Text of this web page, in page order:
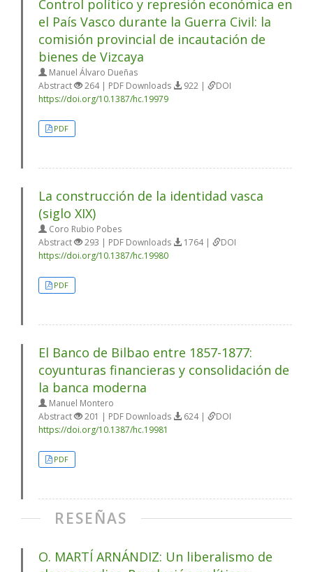
Control político y represión económica en
el País Vasco durante la Guerra Civil: la
comisión provincial de incautación de
bienes de Vizcaya
Manuel Álvaro Dueñas
Abstract
264 | PDF Downloads 922 |
DOI
https://doi.org/10.1387/hc.19979
PDF
La construcción de la identidad vasca
(siglo XIX)
Coro Rubio Pobes
Abstract
293 | PDF Downloads 1764 |
DOI
https://doi.org/10.1387/hc.19980
PDF
El Banco de Bilbao entre 1857-1877:
coyunturas financieras y consolidación de
la banca moderna
Manuel Montero
Abstract
201 | PDF Downloads 624 |
DOI
https://doi.org/10.1387/hc.19981
PDF
RESEÑAS
O. MARTÍ ARNÁNDIZ: Un liberalismo de